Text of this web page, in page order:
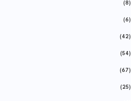
(8)
(6)
(42)
(54)
(67)
(25)